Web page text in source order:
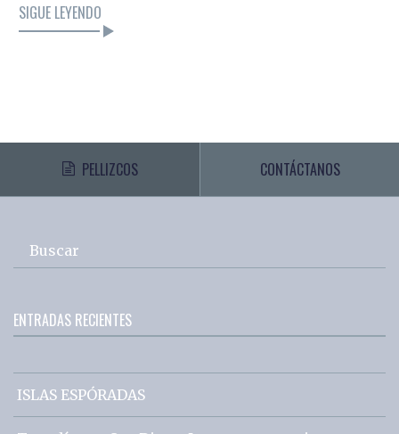
SIGUE LEYENDO
PELLIZCOS CONTÁCTANOS
Buscar
ENTRADAS RECIENTES
ISLAS ESPÓRADAS